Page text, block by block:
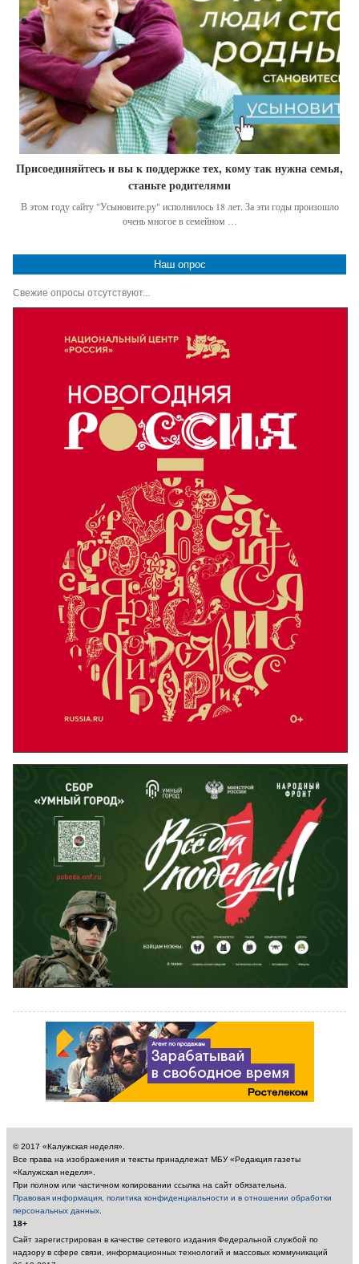
Присоединяйтесь и вы к поддержке тех, кому так нужна семья,
станьте родителями
В этом году сайту "Усыновите.ру" исполнилось 18 лет. За эти годы произошло
очень многое в семейном …
Наш опрос
Свежие опросы отсутствуют...
© 2017 «Калужская неделя».
Все права на изображения и тексты принадлежат МБУ «Редакция газеты
«Калужская неделя».
При полном или частичном копировании ссылка на сайт обязательна.
Правовая информация, политика конфиденциальности и в отношении обработки
персональных данных.
18+
Сайт зарегистрирован в качестве сетевого издания Федеральной службой по
надзору в сфере связи, информационных технологий и массовых коммуникаций